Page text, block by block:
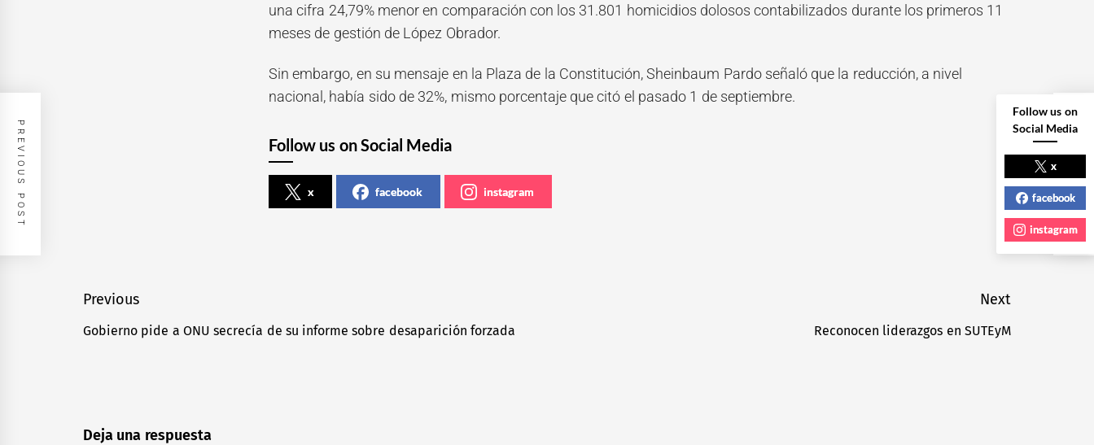
una cifra 24,79% menor en comparación con los 31.801 homicidios dolosos contabilizados durante los primeros 11
meses de gestión de López Obrador.
Sin embargo, en su mensaje en la Plaza de la Constitución, Sheinbaum Pardo señaló que la reducción, a nivel
nacional, había sido de 32%, mismo porcentaje que citó el pasado 1 de septiembre.
Follow us on Social Media
x facebook instagram
Navegación
de
Previous
Previous
Gobierno pide a ONU secrecía de su informe sobre desaparición forzada
Next
Next
Reconocen liderazgos en SUTEyM
PREVIOUS POST NEXT POST
Deja una respuesta
Follow us on
Social Media
x
facebook
instagram